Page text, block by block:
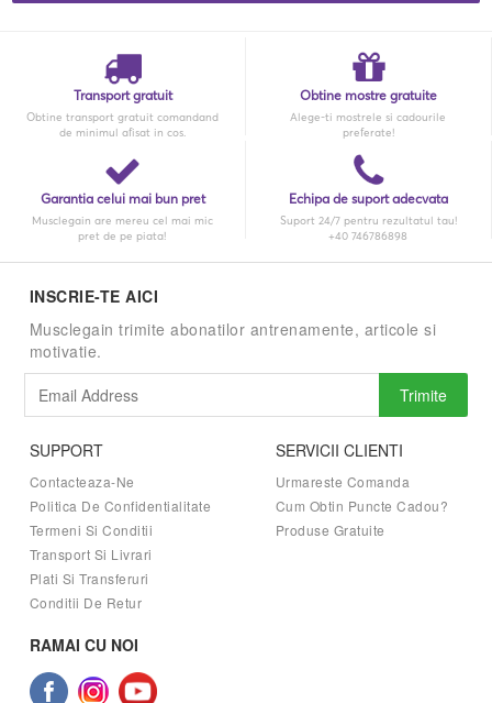
Transport gratuit
Obtine transport gratuit comandand
de minimul afisat in cos.
Obtine mostre gratuite
Alege-ti mostrele si cadourile
preferate!
Garantia celui mai bun pret
Musclegain are mereu cel mai mic
pret de pe piata!
Echipa de suport adecvata
Suport 24/7 pentru rezultatul tau!
+40 746786898
INSCRIE-TE AICI
Musclegain trimite abonatilor antrenamente, articole si
motivatie.
Trimite
SUPPORT
Contacteaza-Ne
Politica De Confidentialitate
Termeni Si Conditii
Transport Si Livrari
Plati Si Transferuri
Conditii De Retur
SERVICII CLIENTI
Urmareste Comanda
Cum Obtin Puncte Cadou?
Produse Gratuite
RAMAI CU NOI